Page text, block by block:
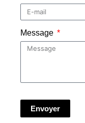
Message
Envoyer